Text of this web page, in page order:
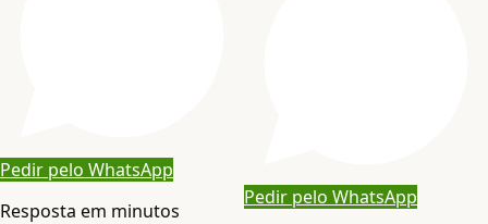
Pedir pelo WhatsApp
Resposta em minutos
Pedir pelo WhatsApp